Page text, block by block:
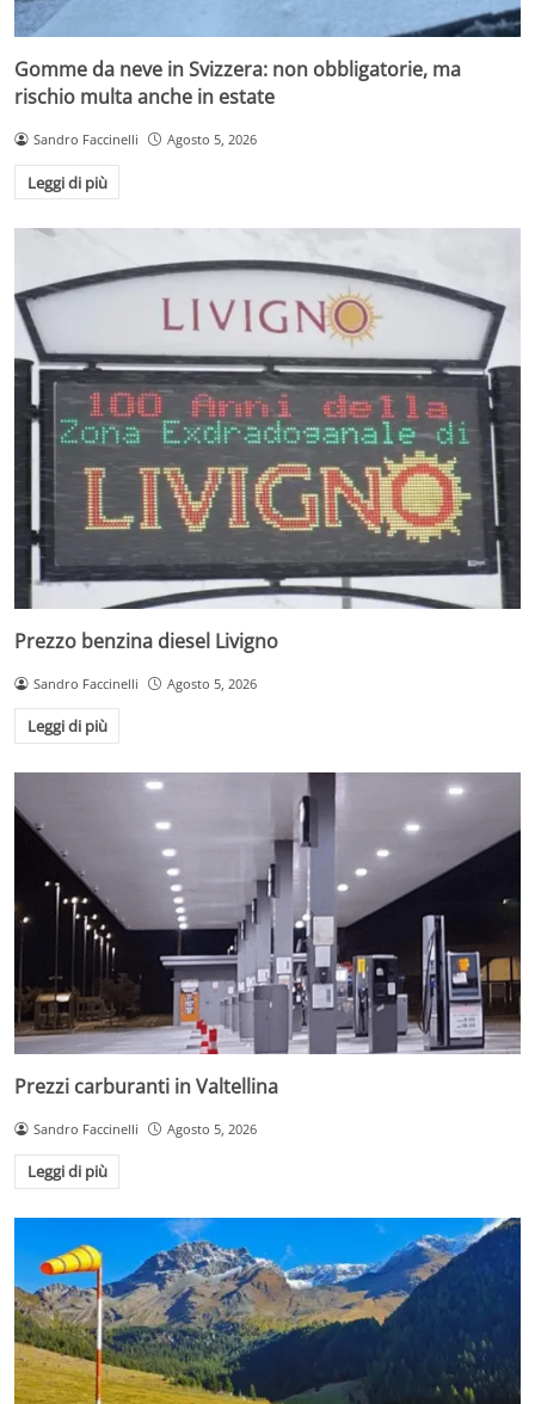
Gomme da neve in Svizzera: non obbligatorie, ma
rischio multa anche in estate
Sandro Faccinelli Agosto 5, 2026
Leggi di più
Prezzo benzina diesel Livigno
Sandro Faccinelli Agosto 5, 2026
Leggi di più
Prezzi carburanti in Valtellina
Sandro Faccinelli Agosto 5, 2026
Leggi di più